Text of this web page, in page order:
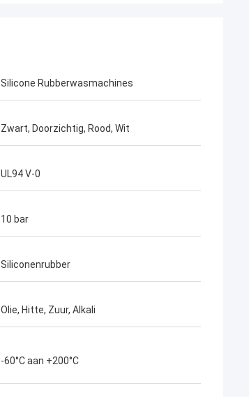
Silicone Rubberwasmachines
Zwart, Doorzichtig, Rood, Wit
UL94 V-0
10 bar
Siliconenrubber
Olie, Hitte, Zuur, Alkali
-60°C aan +200°C